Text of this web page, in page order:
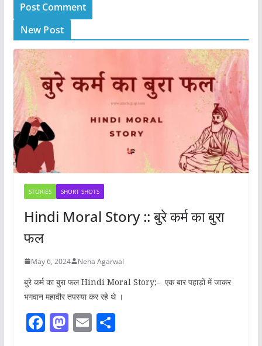
New Post
STORIES SHORT SHOTS
Hindi Moral Story :: बुरे कर्म का बुरा
फल
May 6, 2024 Neha Agarwal
बुरे कर्म का बुरा फल Hindi Moral Story;- एक बार पहाड़ों में जाकर
भगवान महावीर तपस्या कर रहे थे ।
F M E S